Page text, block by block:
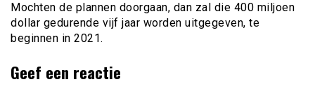
Mochten de plannen doorgaan, dan zal die 400 miljoen
dollar gedurende vijf jaar worden uitgegeven, te
beginnen in 2021.
Geef een reactie